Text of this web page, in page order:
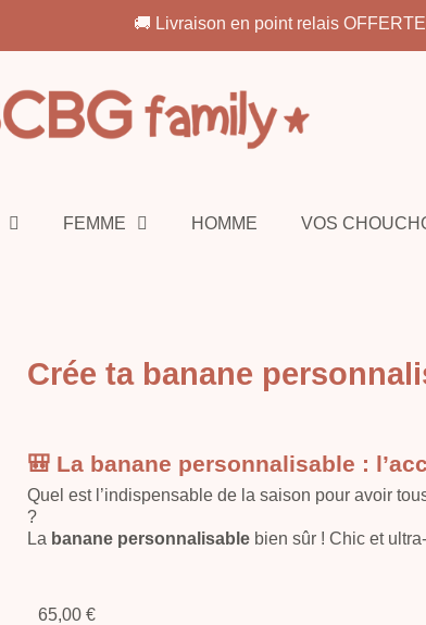
en point relais OFFERTE dès 69€
FEMME HOMME VOS
Crée ta banane
🎒 La banane personnalisable :
Quel est l’indispensable de la saison pour avoir
?
La banane personnalisablebien sûr ! Chic et
65,00 €